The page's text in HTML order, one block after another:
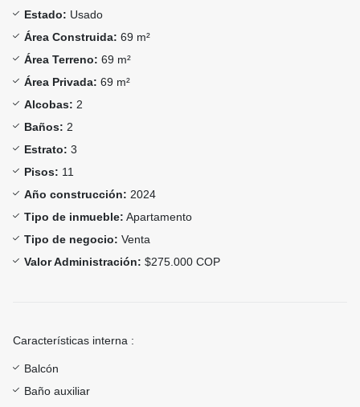
Estado: Usado
Área Construida: 69 m²
Área Terreno: 69 m²
Área Privada: 69 m²
Alcobas: 2
Baños: 2
Estrato: 3
Pisos: 11
Año construcción: 2024
Tipo de inmueble: Apartamento
Tipo de negocio: Venta
Valor Administración: $275.000 COP
Características interna :
Balcón
Baño auxiliar